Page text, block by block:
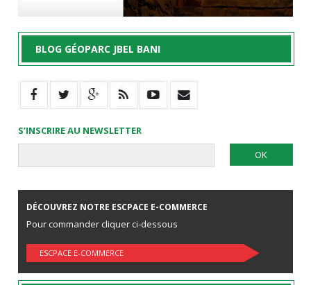
BLOG GÉOPARC JBEL BANI
S’INSCRIRE AU NEWSLETTER
DÉCOUVREZ NOTRE ESCPACE E-COMMERCE
Pour commander cliquer ci-dessous
ESCPACE E-COMMERCE